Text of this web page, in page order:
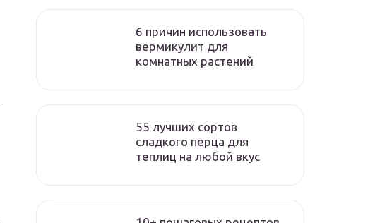
6 причин использовать
вермикулит для
комнатных растений
55 лучших сортов
сладкого перца для
теплиц на любой вкус